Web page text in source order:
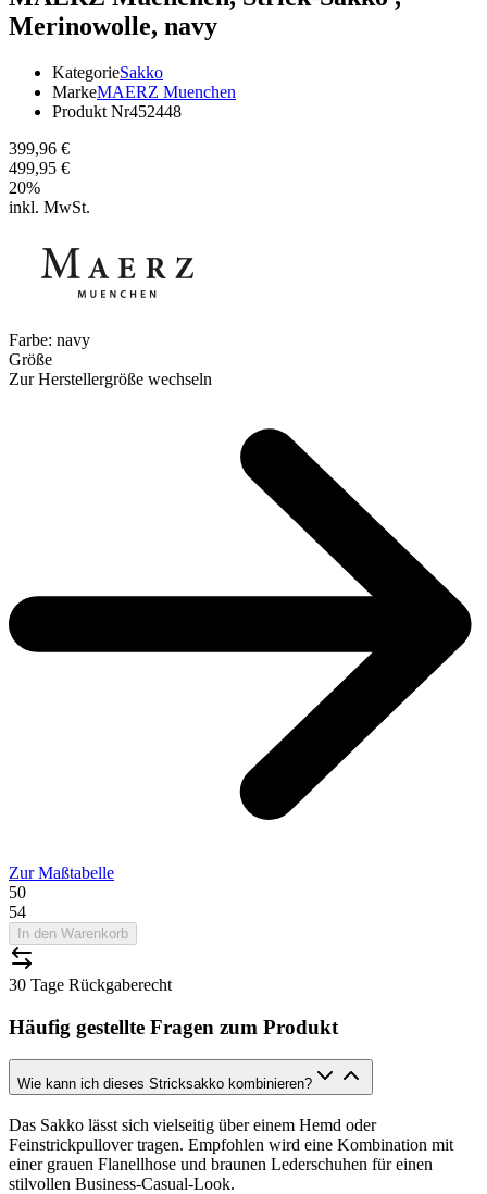
Merinowolle, navy
KategorieSakko
MarkeMAERZ Muenchen
Produkt Nr452448
399,96 €
499,95 €
20%
inkl. MwSt.
Farbe: navy
Größe
Zur Herstellergröße wechseln
Zur Maßtabelle
50
54
In den Warenkorb
30 Tage Rückgaberecht
Häufig gestellte Fragen zum Produkt
Wie kann ich dieses Stricksakko kombinieren?
Das Sakko lässt sich vielseitig über einem Hemd oder
Feinstrickpullover tragen. Empfohlen wird eine Kombination mit
einer grauen Flanellhose und braunen Lederschuhen für einen
stilvollen Business-Casual-Look.